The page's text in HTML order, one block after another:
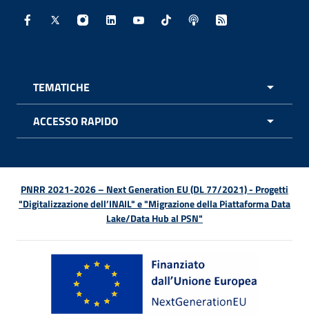
Facebook - Sito esterno - Apertura in nuova finestra
X - Sito esterno - Apertura in nuova finestra
Instagram - Sito esterno - Apertura in
Linkedin - Sito esterno - Apertura in
Youtube - Sito esterno -
TikTok - Sito esterno -
Spreaker - Sito
Feed RSS -
TEMATICHE
ACCESSO RAPIDO
PNRR 2021-2026 – Next Generation EU (DL 77/2021) - Progetti
"Digitalizzazione dell’INAIL" e "Migrazione della Piattaforma Data
Lake/Data Hub al PSN"